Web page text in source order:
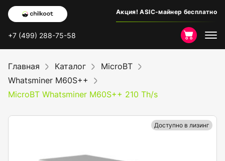
Акция! ASIC-майнер бесплатно
+7 (499) 288-75-58
Главная Каталог
MicroBT
Whatsminer M60S++
MicroBT Whatsminer M60S++ 210 Th/s
Доступно в лизинг